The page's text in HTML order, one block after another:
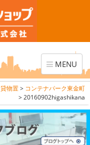
Toggle
navigation
MENU
物置> コンテナパーク東金町
>20160902higashikana